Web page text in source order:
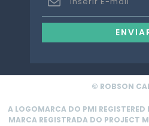
© ROBSON
A LOGOMARCA DO PMI
MARCA REGISTRADA DO PROJECT